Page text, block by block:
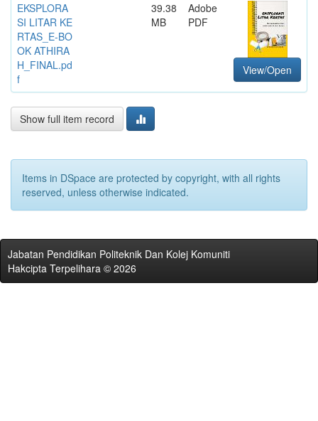
EKSPLORA
SI LITAR KE
RTAS_E-BO
OK ATHIRA
H_FINAL.pd
f
39.38
MB
Adobe
PDF
View/Open
Show full item record
Items in DSpace are protected by copyright, with all rights
reserved, unless otherwise indicated.
Jabatan Pendidikan Politeknik Dan Kolej Komuniti
Hakcipta Terpelihara © 2026